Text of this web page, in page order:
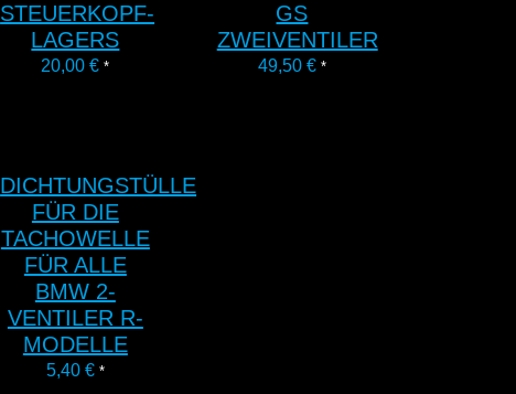
STEUERKOPF-
LAGERS
20,00€ *
GS
ZWEIVENTILER
49,50 € *
DICHTUNGSTÜLLE
FÜR DIE
TACHOWELLE
FÜR ALLE
BMW 2-
VENTILER R-
MODELLE
5,40 € *